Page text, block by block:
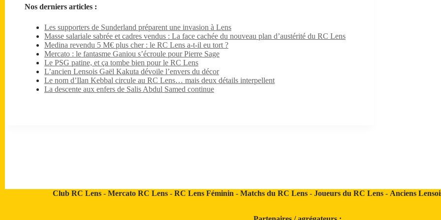
Nos derniers articles :
Les supporters de Sunderland préparent une invasion à Lens
Masse salariale sabrée et cadres vendus : La face cachée du nouveau plan d’austérité du RC Lens
Medina revendu 5 M€ plus cher : le RC Lens a-t-il eu tort ?
Mercato : le fantasme Ganiou s’écroule pour Pierre Sage
Le PSG patine, et ça tombe bien pour le RC Lens
L’ancien Lensois Gaël Kakuta dévoile l’envers du décor
Le nom d’Ilan Kebbal circule au RC Lens… mais deux détails interpellent
La descente aux enfers de Salis Abdul Samed continue
Club RC Lens- Mercato RC Lens- RC Lens Féminin - Matchs du RC Lens- Joueurs du RC Lens- Anciens